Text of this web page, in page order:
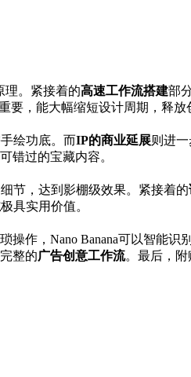
理。紧接着的高速工作流搭建部
，能大幅缩短设计周期，释放
绘功底。而IP的商业延展则进
错过的宝藏内容。
节，达到影棚级效果。紧接着的
极具实用价值。
操作，Nano Banana可以智能识
整的广告创意工作流。最后，附